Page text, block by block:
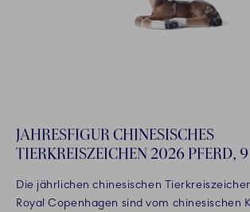
JAHRESFIGUR CHINESISCHES
TIERKREISZEICHEN 2026 PFERD,
Die jährlichen chinesischen
Royal Copenhagen sind vom chinesischen